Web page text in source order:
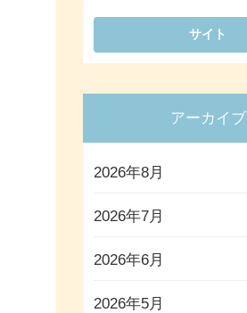
アーカイブ
2026年8月
2026年7月
2026年6月
2026年5月